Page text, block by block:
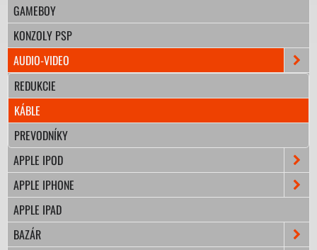
GAMEBOY
KONZOLY PSP
AUDIO-VIDEO
REDUKCIE
KÁBLE
PREVODNÍKY
APPLE IPOD
APPLE IPHONE
APPLE IPAD
BAZÁR